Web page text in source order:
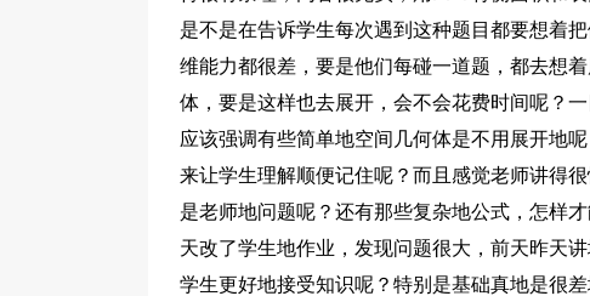
是不是在告诉学生每次遇到这种题目都要想着
维能力都很差，要是他们每碰一道题，都去想
体，要是这样也去展开，会不会花费时间呢？
应该强调有些简单地空间几何体是不用展开地
来让学生理解顺便记住呢？而且感觉老师讲得
是老师地问题呢？还有那些复杂地公式，怎样
天改了学生地作业，发现问题很大，前天昨天
学生更好地接受知识呢？特别是基础真地是很